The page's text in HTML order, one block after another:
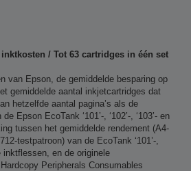
/ Tot 63 cartridges in één set
van Epson, de gemiddelde besparing op
gemiddelde aantal inkjetcartridges dat
hetzelfde aantal pagina’s als de
Epson EcoTank ‘101’-, ‘102’-, ‘103’- en
tussen het gemiddelde rendement (A4-
testpatroon) van de EcoTank ‘101’-,
inktflessen, en de originele
Peripherals Consumables